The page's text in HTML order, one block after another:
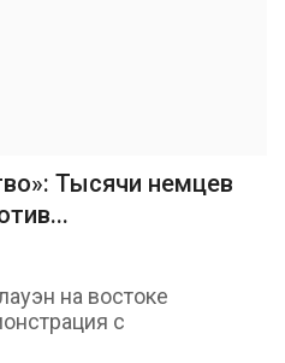
Тысячи немцев
на востоке
с